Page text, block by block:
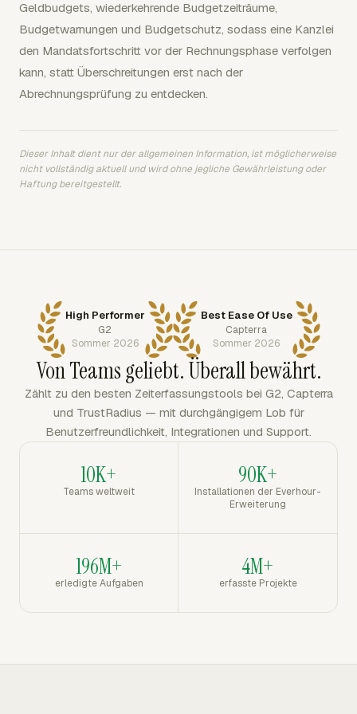
Geldbudgets, wiederkehrende Budgetzeiträume,
Budgetwarnungen und Budgetschutz, sodass eine Kanzlei
den Mandatsfortschritt vor der Rechnungsphase verfolgen
kann, statt Überschreitungen erst nach der
Abrechnungsprüfung zu entdecken.
Dieser Inhalt dient nur der allgemeinen Information, ist möglicherweise
nicht vollständig aktuell und wird ohne jegliche Gewährleistung oder
Haftung bereitgestellt.
High Performer
G2
Sommer 2026
Best Ease Of Use
Capterra
Sommer 2026
Von Teams geliebt. Überall bewährt.
Zählt zu den besten Zeiterfassungstools bei G2, Capterra
und TrustRadius — mit durchgängigem Lob für
Benutzerfreundlichkeit, Integrationen und Support.
10K+
Teams weltweit
90K+
Installationen der Everhour-
Erweiterung
196M+
erledigte Aufgaben
4M+
erfasste Projekte